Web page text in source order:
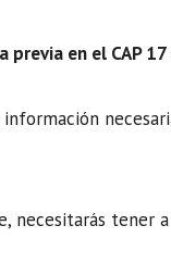
previa en el CAP
necesitarás tener